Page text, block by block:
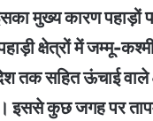
मुख्य कारण पहाड़ों पर
क्षेत्रों में जम्मू-
तक सहित ऊंचाई वाले
इससे कुछ जगह पर